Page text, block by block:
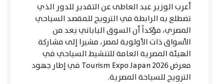
أعرب الوزير عبد العاطى عن التقدير للدور الذي
تضطلع به الرابطة في الترويج للمقصد السياحي
المصري، مؤكداً أن السوق الياباني يعد من
الأسواق ذات الأولوية لمصر، مشيرا إلى مشاركة
الهيئة المصرية العامة للتنشيط السياحي في
معرض Tourism Expo Japan 2026 في إطار جهود
الترويج للسياحة المصرية.